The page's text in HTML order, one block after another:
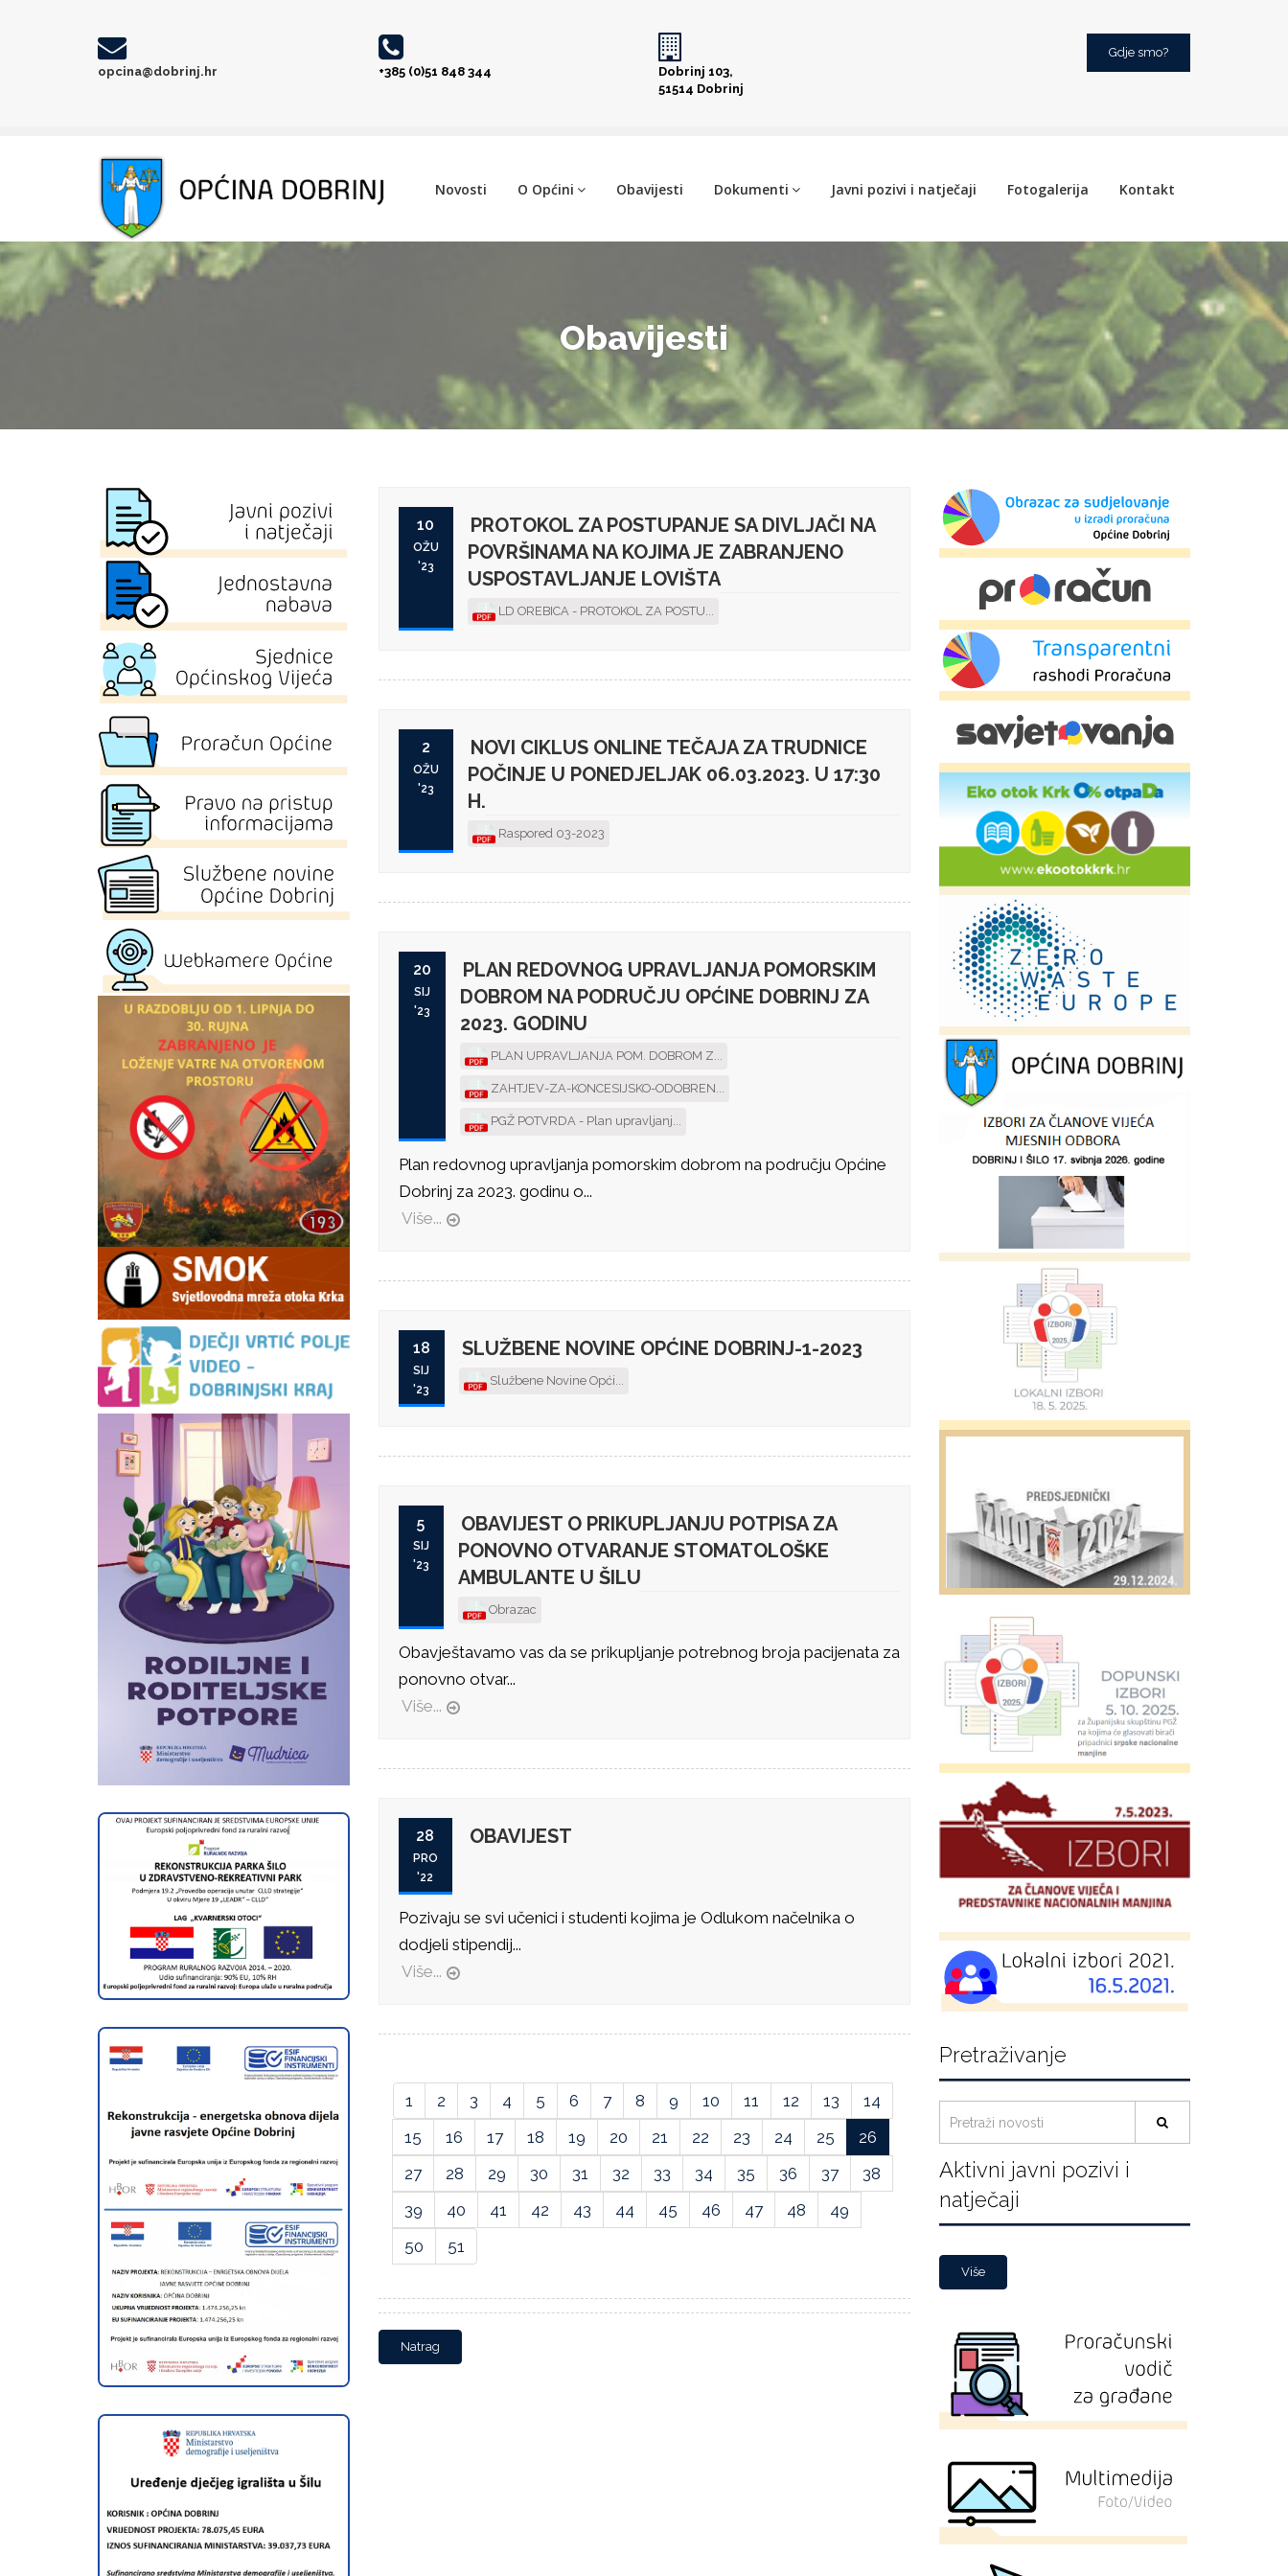
opcina@dobrinj.hr +385 (0)51 848 344
Dobrinj 103,
51514 Dobrinj
Gdje smo?
Novosti O Općini Obavijesti Dokumenti Javni pozivi i natječaji Fotogalerija Kontakt
Obavijesti
10
OŽU
'23
PROTOKOL ZA POSTUPANJE SA DIVLJAČI NA
POVRŠINAMA NA KOJIMA JE ZABRANJENO
USPOSTAVLJANJE LOVIŠTA
LD OREBICA - PROTOKOL ZA POSTU...
2
OŽU
'23
NOVI CIKLUS ONLINE TEČAJA ZA TRUDNICE
POČINJE U PONEDJELJAK 06.03.2023. U 17:30
H.
Raspored 03-2023
20
SIJ
'23
PLAN REDOVNOG UPRAVLJANJA POMORSKIM
DOBROM NA PODRUČJU OPĆINE DOBRINJ ZA
2023. GODINU
PLAN UPRAVLJANJA POM. DOBROM Z...
ZAHTJEV-ZA-KONCESIJSKO-ODOBREN...
PGŽ POTVRDA - Plan upravljanj...
Plan redovnog upravljanja pomorskim dobrom na području Općine
Dobrinj za 2023. godinu o...
Više...
18
SIJ
'23
SLUŽBENE NOVINE OPĆINE DOBRINJ-1-2023
Službene Novine Opći...
5
SIJ
'23
OBAVIJEST O PRIKUPLJANJU POTPISA ZA
PONOVNO OTVARANJE STOMATOLOŠKE
AMBULANTE U ŠILU
Obrazac
Obavještavamo vas da se prikupljanje potrebnog broja pacijenata za
ponovno otvar...
Više...
28
PRO
'22
OBAVIJEST
Pozivaju se svi učenici i studenti kojima je Odlukom načelnika o
dodjeli stipendij...
Više...
1 2 3 4 5 6 7 8 9 10 11 12 13
14
15
16 17 18 19 20 21 22 23 24 25
26
27
28 29 30 31 32 33 34 35 36 37
38
39
40 41 42 43 44 45 46 47 48
49
50
51
Natrag
Pretraživanje
Aktivni javni pozivi i
natječaji
Više